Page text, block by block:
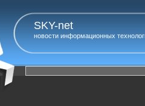
SKY-net
новости информационных